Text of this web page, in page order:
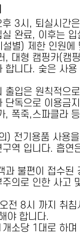
3시, 퇴실시간
완료, 이후는 입
별) 제한 인원에
, 대형 캠핑카(캠
합니다. 숯은 사
입은 원칙적으
독으로 이용금지
, 폭죽,스파클라
전기용품 사용을
역 입니다. 흡연
과 불편이 접수된
의로 인한 사고
전 8시 까지 취
야 합니다.
소당 1대로 하